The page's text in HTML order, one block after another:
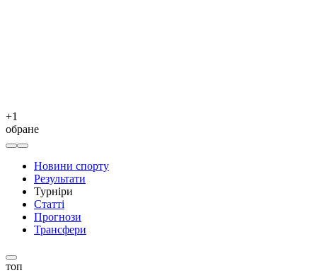
+1
обране
Новини спорту
Результати
Турніри
Статті
Прогнози
Трансфери
топ